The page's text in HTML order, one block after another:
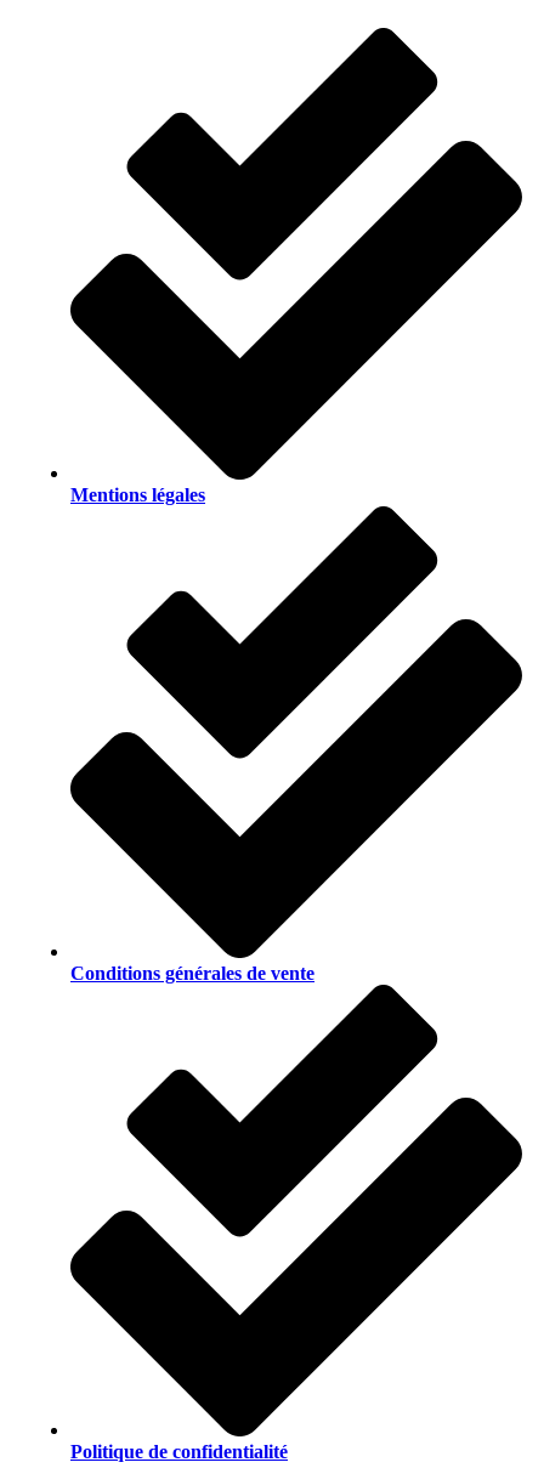
Mentions légales
Conditions générales de vente
Politique de confidentialité